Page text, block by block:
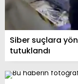
Siber suçlara
tutuklandı